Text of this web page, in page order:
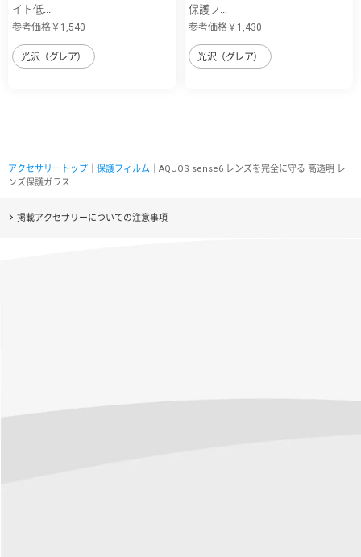
イト低...
参考価格￥1,540
光沢（グレア）
保護フ...
参考価格￥1,430
光沢（グレア）
アクセサリートップ 保護フィルム ｜AQUOS sense6 レンズを完全に守る 高透明 レ
ンズ保護ガラス
掲載アクセサリーについての注意事項